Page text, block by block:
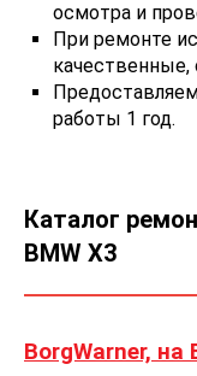
осмотра и
При ремонте
работы 1 год.
Каталог
BMW X3
BorgWarner, на